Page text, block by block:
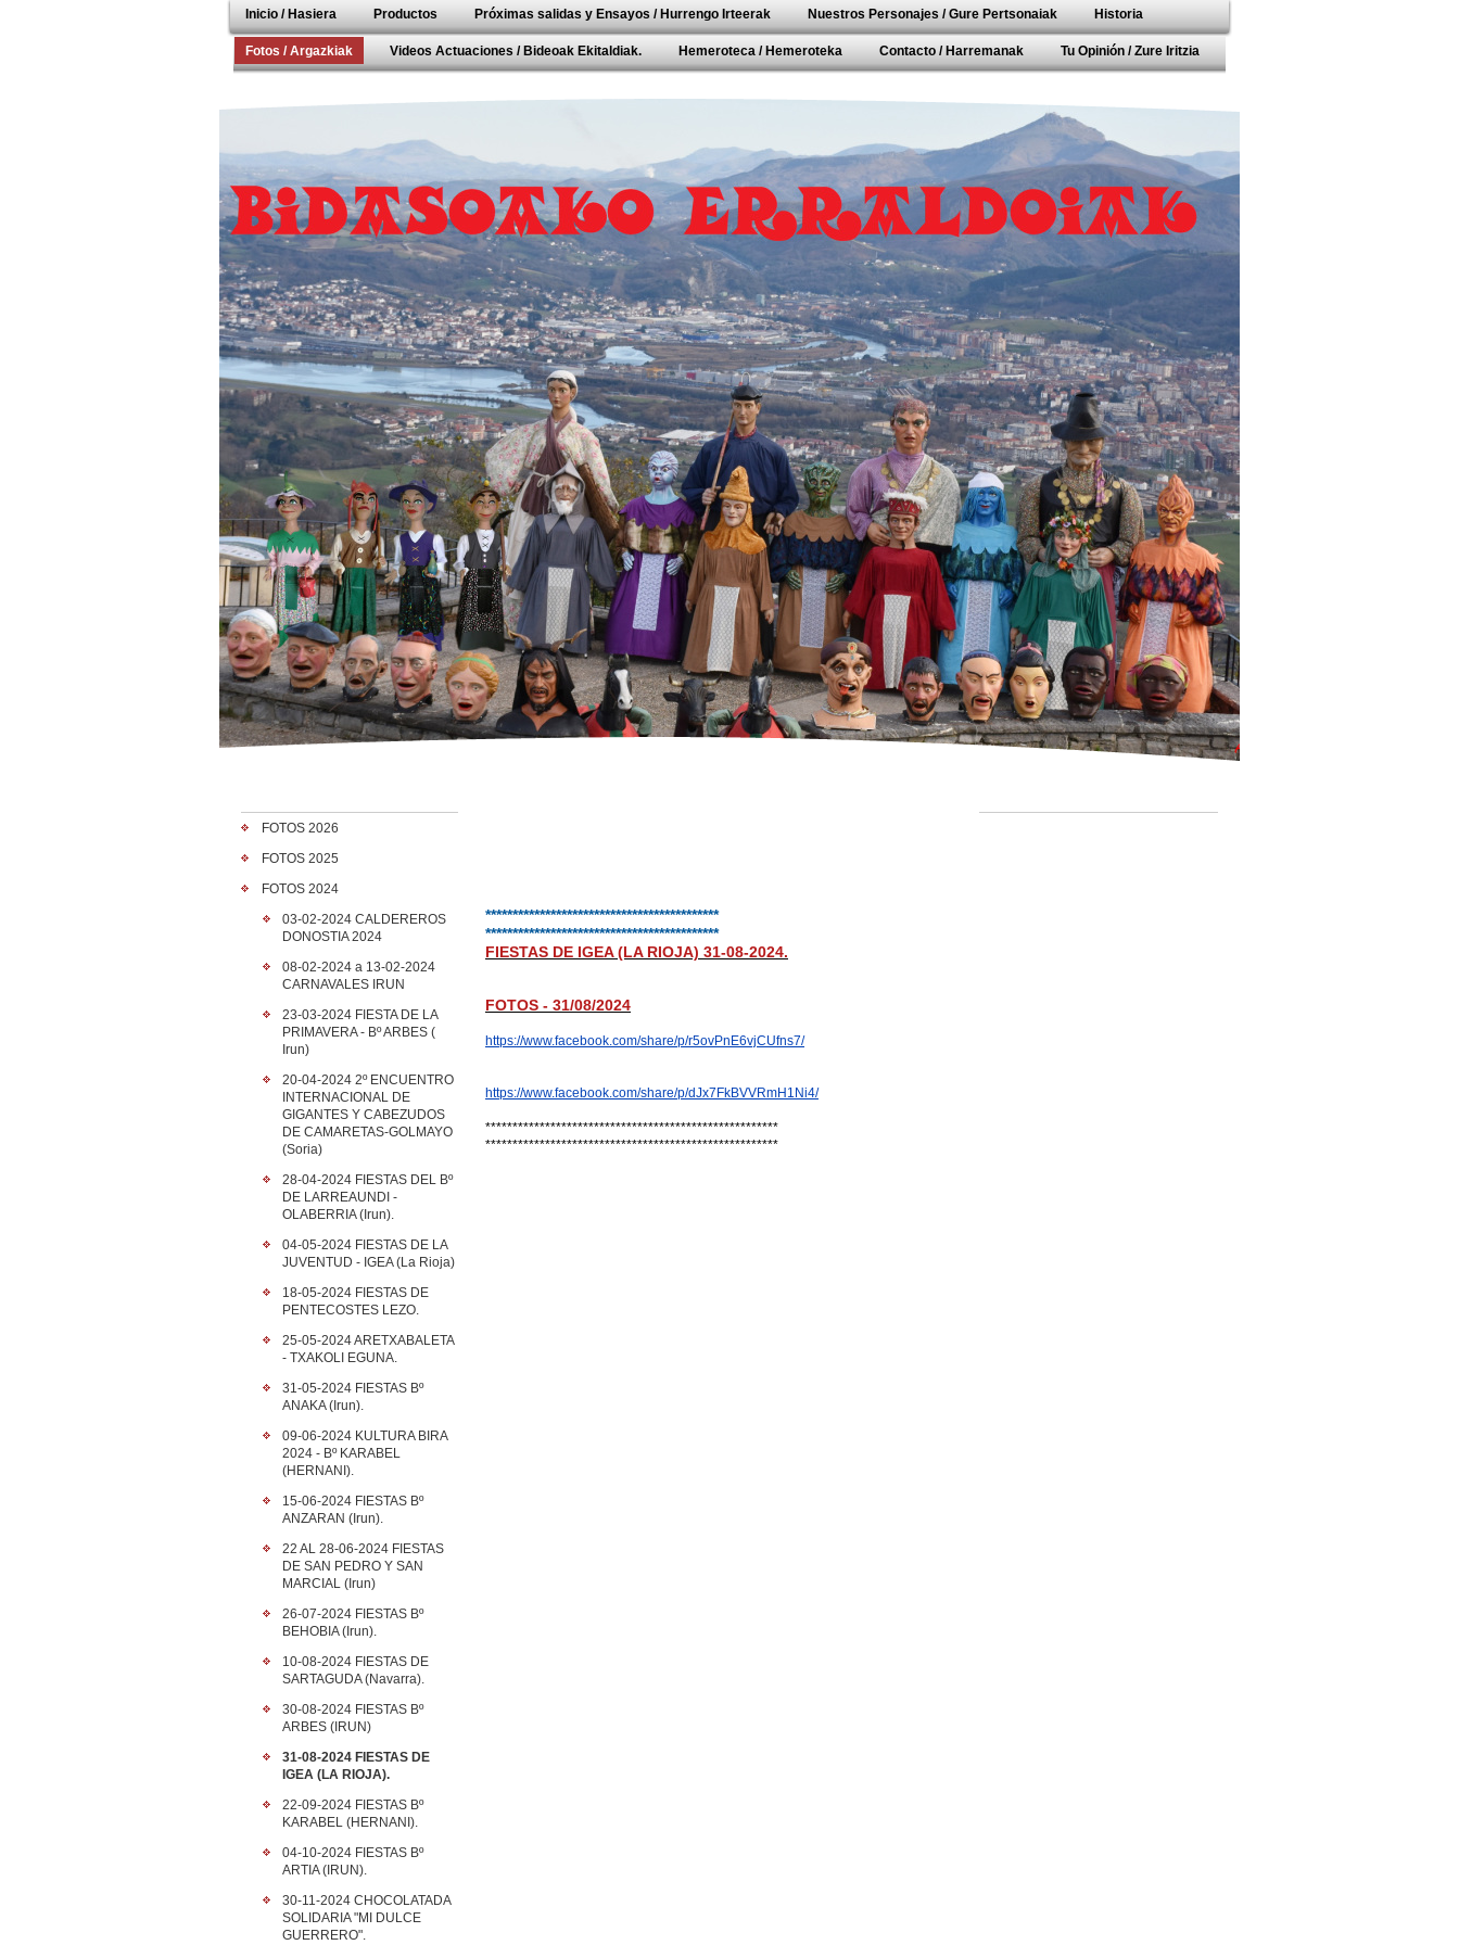
Inicio / Hasiera Productos Próximas salidas y Ensayos / Hurrengo Irteerak Nuestros Personajes / Gure Pertsonaiak Historia
Fotos / Argazkiak Videos Actuaciones / Bideoak Ekitaldiak. Hemeroteca / Hemeroteka Contacto / Harremanak Tu Opinión / Zure Iritzia
FOTOS 2026
FOTOS 2025
FOTOS 2024
03-02-2024 CALDEREROS
DONOSTIA 2024
08-02-2024 a 13-02-2024
CARNAVALES IRUN
23-03-2024 FIESTA DE LA
PRIMAVERA - Bº ARBES (
Irun)
20-04-2024 2º ENCUENTRO
INTERNACIONAL DE
GIGANTES Y CABEZUDOS
DE CAMARETAS-GOLMAYO
(Soria)
28-04-2024 FIESTAS DEL Bº
DE LARREAUNDI -
OLABERRIA (Irun).
04-05-2024 FIESTAS DE LA
JUVENTUD - IGEA (La Rioja)
18-05-2024 FIESTAS DE
PENTECOSTES LEZO.
25-05-2024 ARETXABALETA
- TXAKOLI EGUNA.
31-05-2024 FIESTAS Bº
ANAKA (Irun).
09-06-2024 KULTURA BIRA
2024 - Bº KARABEL
(HERNANI).
15-06-2024 FIESTAS Bº
ANZARAN (Irun).
22 AL 28-06-2024 FIESTAS
DE SAN PEDRO Y SAN
MARCIAL (Irun)
26-07-2024 FIESTAS Bº
BEHOBIA (Irun).
10-08-2024 FIESTAS DE
SARTAGUDA (Navarra).
30-08-2024 FIESTAS Bº
ARBES (IRUN)
31-08-2024 FIESTAS DE
IGEA (LA RIOJA).
22-09-2024 FIESTAS Bº
KARABEL (HERNANI).
04-10-2024 FIESTAS Bº
ARTIA (IRUN).
30-11-2024 CHOCOLATADA
SOLIDARIA "MI DULCE
GUERRERO".
*******************************************
*******************************************
FIESTAS DE IGEA (LA RIOJA) 31-08-2024.
FOTOS - 31/08/2024
https://www.facebook.com/share/p/r5ovPnE6vjCUfns7/
https://www.facebook.com/share/p/dJx7FkBVVRmH1Ni4/
******************************************************
******************************************************